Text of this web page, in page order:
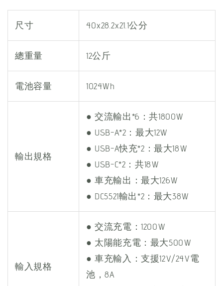
尺寸 40x28.2x21.1公分
總重量 12公斤
電池容量 1024Wh
輸出規格
● 交流輸出*6：共1800W
● USB-A*2：最大12W
● USB-A快充*2：最大18W
● USB-C*2：共18W
● 車充輸出：最大126W
● DC5521輸出*2：最大38W
輸入規格
● 交流充電：1200W
● 太陽能充電：最大500W
● 車充輸入：支援12V/24V電
池，8A